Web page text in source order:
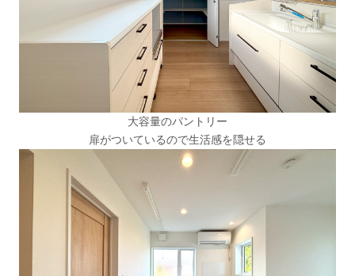
大容量のパントリー
扉がついているので生活感を隠せる